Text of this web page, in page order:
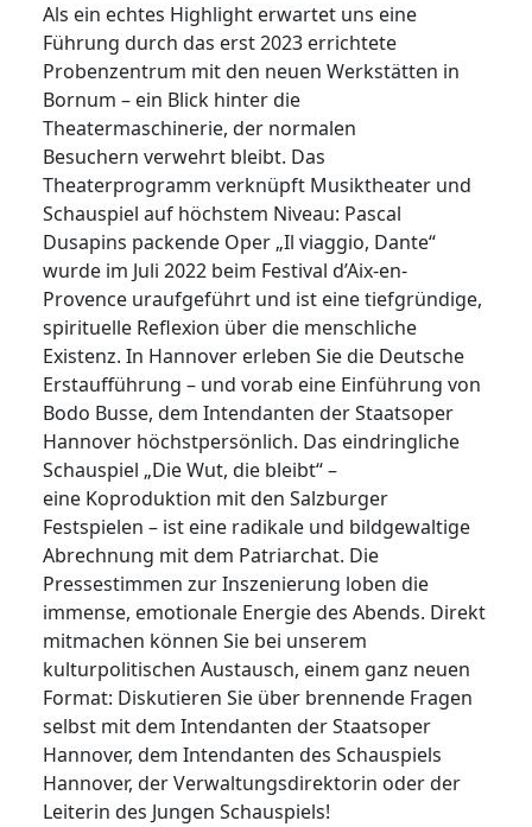
Als ein echtes Highlight erwartet uns eine
Führung durch das erst 2023 errichtete
Probenzentrum mit den neuen Werkstätten in
Bornum – ein Blick hinter die
Theatermaschinerie, der normalen
Besuchern verwehrt bleibt. Das
Theaterprogramm verknüpft Musiktheater und
Schauspiel auf höchstem Niveau: Pascal
Dusapins packende Oper „Il viaggio, Dante“
wurde im Juli 2022 beim Festival d’Aix-en-
Provence uraufgeführt und ist eine tiefgründige,
spirituelle Reflexion über die menschliche
Existenz. In Hannover erleben Sie die Deutsche
Erstaufführung – und vorab eine Einführung von
Bodo Busse, dem Intendanten der Staatsoper
Hannover höchstpersönlich. Das eindringliche
Schauspiel „Die Wut, die bleibt“ –
eine Koproduktion mit den Salzburger
Festspielen – ist eine radikale und bildgewaltige
Abrechnung mit dem Patriarchat. Die
Pressestimmen zur Inszenierung loben die
immense, emotionale Energie des Abends. Direkt
mitmachen können Sie bei unserem
kulturpolitischen Austausch, einem ganz neuen
Format: Diskutieren Sie über brennende Fragen
selbst mit dem Intendanten der Staatsoper
Hannover, dem Intendanten des Schauspiels
Hannover, der Verwaltungsdirektorin oder der
Leiterin des Jungen Schauspiels!